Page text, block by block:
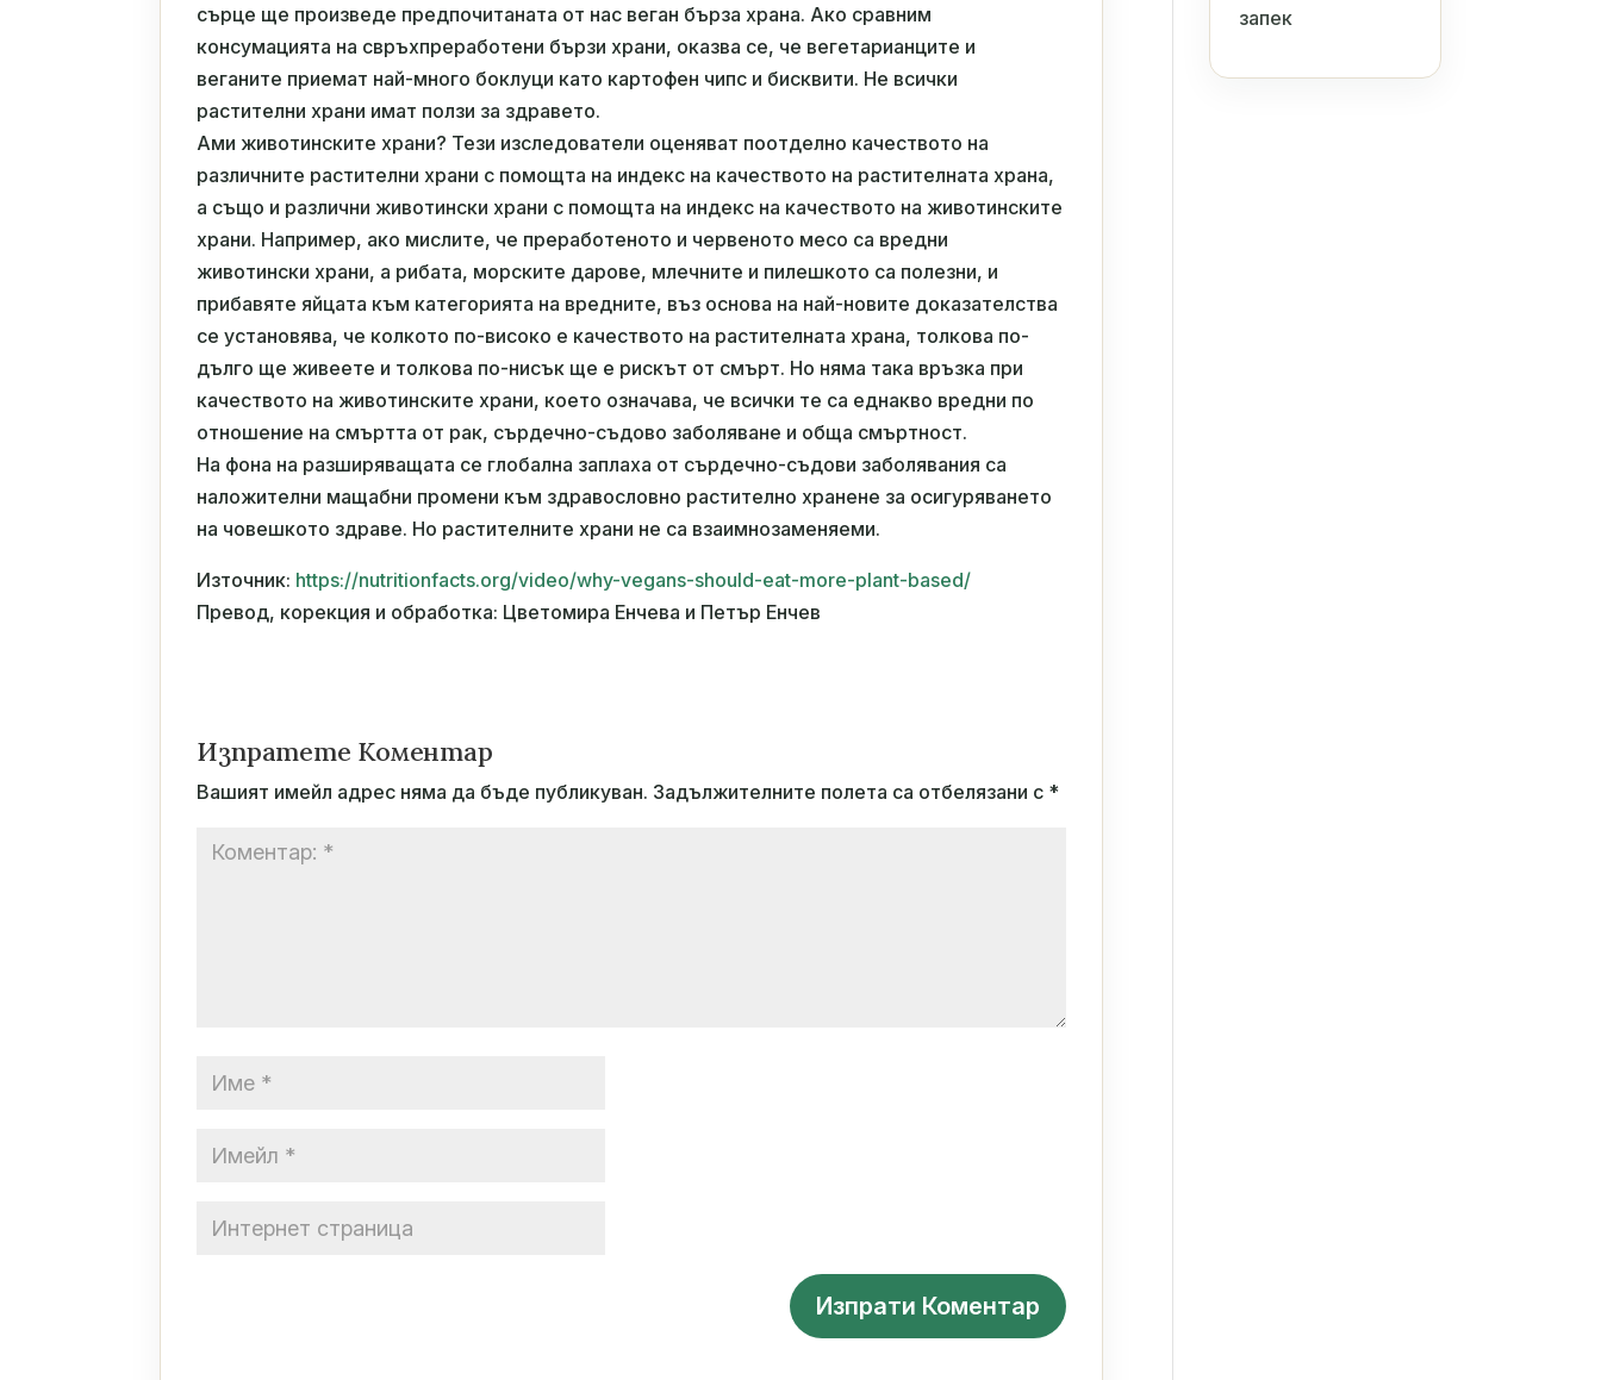
сърце ще произведе предпочитаната от нас веган бърза храна. Ако сравним
консумацията на свръхпреработени бързи храни, оказва се, че вегетарианците и
веганите приемат най-много боклуци като картофен чипс и бисквити. Не всички
растителни храни имат ползи за здравето.
Ами животинските храни? Тези изследователи оценяват поотделно качеството на
различните растителни храни с помощта на индекс на качеството на растителната храна,
а също и различни животински храни с помощта на индекс на качеството на животинските
храни. Например, ако мислите, че преработеното и червеното месо са вредни
животински храни, а рибата, морските дарове, млечните и пилешкото са полезни, и
прибавяте яйцата към категорията на вредните, въз основа на най-новите доказателства
се установява, че колкото по-високо е качеството на растителната храна, толкова по-
дълго ще живеете и толкова по-нисък ще е рискът от смърт. Но няма така връзка при
качеството на животинските храни, което означава, че всички те са еднакво вредни по
отношение на смъртта от рак, сърдечно-съдово заболяване и обща смъртност.
На фона на разширяващата се глобална заплаха от сърдечно-съдови заболявания са
наложителни мащабни промени към здравословно растително хранене за осигуряването
на човешкото здраве. Но растителните храни не са взаимнозаменяеми.
Източник: https://nutritionfacts.org/video/why-vegans-should-eat-more-plant-based/
Превод, корекция и обработка: Цветомира Енчева и Петър Енчев
Изпратете Коментар
Вашият имейл адрес няма да бъде публикуван. Задължителните полета са отбелязани с *
запек